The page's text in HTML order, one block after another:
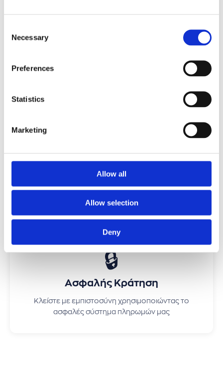
Selection
Necessary
Preferences
Statistics
Marketing
Allow all
Allow selection
Deny
Επαληθευμένες Κριτικές
ταξιδιώτες
🔒
Ασφαλής Κράτηση
Κλείστε με εμπιστοσύνη χρησιμοποιώντας το
ασφαλές σύστημα πληρωμών μας